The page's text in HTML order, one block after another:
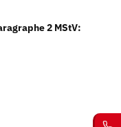
2 MStV: